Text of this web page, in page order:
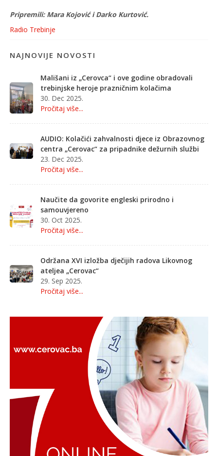
Pripremili: Mara Kojović i Darko Kurtović.
Radio Trebinje
NAJNOVIJE NOVOSTI
Mališani iz „Cerovca“ i ove godine obradovali
trebinjske heroje prazničnim kolačima
30. Dec 2025.
Pročitaj više...
AUDIO: Kolačići zahvalnosti djece iz Obrazovnog
centra „Cerovac“ za pripadnike dežurnih službi
23. Dec 2025.
Pročitaj više...
Naučite da govorite engleski prirodno i
samouvjereno
30. Oct 2025.
Pročitaj više...
Održana XVI izložba dječijih radova Likovnog
ateljea „Cerovac“
29. Sep 2025.
Pročitaj više...